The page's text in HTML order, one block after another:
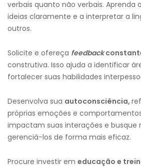
verbais quanto não verbais. Aprenda
ideias claramente e a interpretar a
outros.
Solicite e ofereça feedback
construtiva. Isso ajuda a identificar
fortalecer suas habilidades
Desenvolva sua autoconsciência,
próprias emoções e
impactam suas interações e busque
gerenciá-los de forma mais eficaz.
Procure investir em educação e